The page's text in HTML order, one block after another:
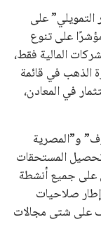
على
على تنوع
المالية فقط،
الذهب في قائمة
في المعادن،
و”المصرية
المستحقات
على جميع أنشطة
صلاحيات
على شتى مجالات